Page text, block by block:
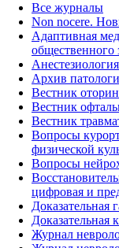
Все журналы
Non nocere.
Адаптивная
общественного
Архив
Вестник
Вестник
Вестник
Вопросы
физической
Вопросы
цифровая и
Доказательная
Доказательная
Журнал